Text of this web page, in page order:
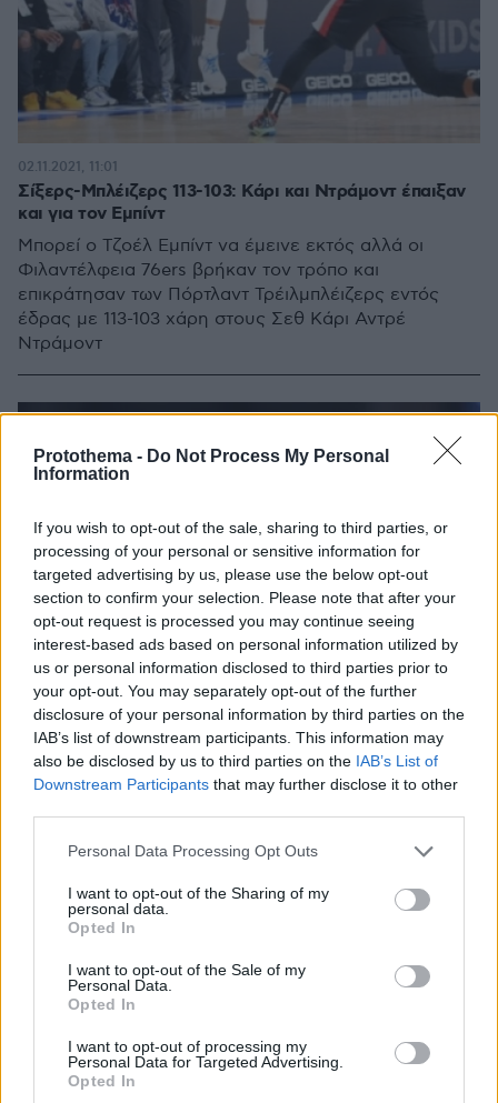
Protothema - Do Not Process My Personal
Information
If you wish to opt-out of the sale, sharing to third parties, or
processing of your personal or sensitive information for
targeted advertising by us, please use the below opt-out
section to confirm your selection. Please note that after your
opt-out request is processed you may continue seeing
interest-based ads based on personal information utilized by
us or personal information disclosed to third parties prior to
your opt-out. You may separately opt-out of the further
disclosure of your personal information by third parties on the
IAB’s list of downstream participants. This information may
also be disclosed by us to third parties on the IAB’s List of
Downstream Participants that may further disclose it to other
Please note that this website/app uses one or more Google
not limited to your visit or usage behaviour. You may click to
grant or deny consent to Google and its third-party tags to
use your data for below specified purposes in below Google
consent section.
Personal Data Processing Opt Outs
I want to opt-out of the Sharing of my
personal data.
Opted In
I want to opt-out of the Sale of my
Personal Data.
Opted In
I want to opt-out of processing my
Personal Data for Targeted Advertising.
Opted In
Σίξερς-Μπλέιζερς 113-103: Κάρι και Ντράμοντ έπαιξαν
και για τον Εμπίντ
Μπορεί ο Τζοέλ Εμπίντ να έμεινε εκτός αλλά οι
Φιλαντέλφεια 76ers βρήκαν τον τρόπο και
επικράτησαν των Πόρτλαντ Τρέιλμπλέιζερς εντός
έδρας με 113-103 χάρη στους Σεθ Κάρι Αντρέ
Ντράμοντ
02.11.2021, 11:01
Μπλέιζερς: Έτοιμος να ζητήσει ανταλλαγή τις επόμενες
ημέρες ο Λίλαρντ
Αμερικανικά δημοσιεύματα κάνουν λόγω πως ο
Ντέμιαν Λίλαρντ σκέφτεται πολύ σοβαρά τις
επόμενες ημέρες να ζητήσει επίσημα ανταλλαγή από
τους Πόρτλαντ Τρέιλ Μπλέιζερς
16.07.2021, 19:01